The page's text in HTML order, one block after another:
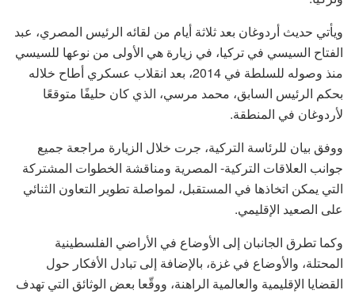
ويأتي حديث أردوغان بعد ثلاثة أيام من لقائه الرئيس المصري، عبد
الفتاح السيسي في تركيا، في زيارة هي الأولى من نوعها للسيسي
منذ وصوله للسلطة في 2014، بعد انقلاب عسكري أطاح خلاله
بحكم الرئيس السابق، محمد مرسي، الذي كان حليفًا متوقعًا
لأردوغان في المنطقة.
ووفق بيان للرئاسة التركية، جرت خلال الزيارة مراجعة جميع
جوانب العلاقات التركية- المصرية ومناقشة الخطوات المشتركة
التي يمكن اتخاذها في المستقبل، لمواصلة تطوير التعاون الثنائي
على الصعيد الإقليمي.
وكما تطرق الجانبان إلى الأوضاع في الأراضي الفلسطينية
المحتلة، والأوضاع في غزة، بالإضافة إلى تبادل الأفكار حول
القضايا الإقليمية والعالمية الراهنة، ووقّعا بعض الوثائق التي تهدف